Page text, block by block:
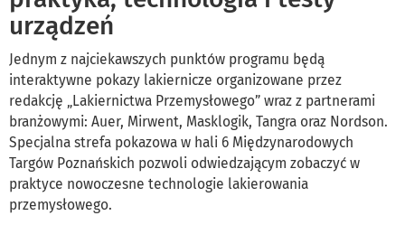
urządzeń
Jednym z najciekawszych punktów programu będą
interaktywne pokazy lakiernicze organizowane przez
redakcję „Lakiernictwa Przemysłowego” wraz z partnerami
branżowymi: Auer, Mirwent, Masklogik, Tangra oraz Nordson.
Specjalna strefa pokazowa w hali 6 Międzynarodowych
Targów Poznańskich pozwoli odwiedzającym zobaczyć w
praktyce nowoczesne technologie lakierowania
przemysłowego.